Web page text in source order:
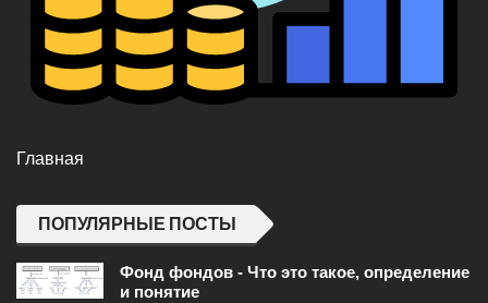
Главная
ПОПУЛЯРНЫЕ ПОСТЫ
Фонд фондов - Что это такое, определение
и понятие